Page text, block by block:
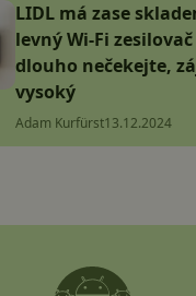
LIDL má zase
levný Wi-Fi
dlouho nečekejte,
vysoký
Adam Kurfürst13.12.2024